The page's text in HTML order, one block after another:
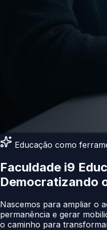
Educação como
Faculdade i9
Democratizando
Nascemos para ampliar o
permanência e gerar
o caminho para